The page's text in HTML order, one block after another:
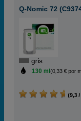
Q-Nomic 72
gris
130 ml (0,33 € por
(9,3